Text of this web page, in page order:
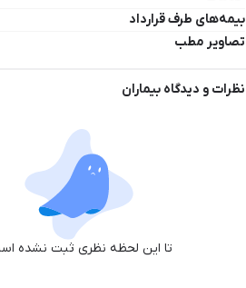
بیمه‌های طرف قرارداد
تصاویر مطب
نظرات و دیدگاه بیماران
تا این لحظه نظری ثبت نشده